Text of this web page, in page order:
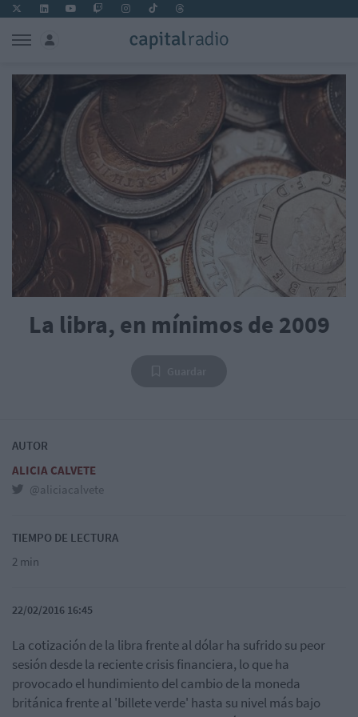
La libra, en mínimos de 2009
AUTOR
ALICIA CALVETE
@aliciacalvete
TIEMPO DE LECTURA
2 min
22/02/2016 16:45
La cotización de la libra frente al dólar ha sufrido su peor
sesión desde la reciente crisis financiera, lo que ha
provocado el hundimiento del cambio de la moneda
británica frente al 'billete verde' hasta su nivel más bajo